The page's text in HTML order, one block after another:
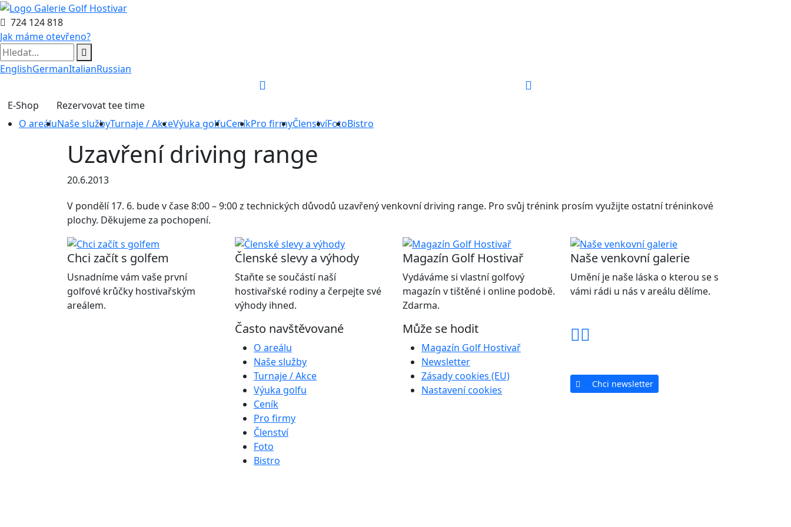
724 124 818
Jak máme otevřeno?
EnglishGermanItalianRussian
E-Shop
Rezervovat tee time
O areáluNaše službyTurnaje / AkceVýuka golfuCeníkPro firmyČlenstvíFotoBistro
Uzavření driving range
20.6.2013
V pondělí 17. 6. bude v čase 8:00 – 9:00 z technických důvodů uzavřený venkovní driving range. Pro svůj trénink prosím využijte ostatní tréninkové
plochy. Děkujeme za pochopení.
Chci začít s golfem
Usnadníme vám vaše první
golfové krůčky hostivařským
areálem.
Členské slevy a výhody
Staňte se součástí naší
hostivařské rodiny a čerpejte své
výhody ihned.
Magazín Golf Hostivař
Vydáváme si vlastní golfový
magazín v tištěné i online podobě.
Zdarma.
Naše venkovní galerie
Umění je naše láska o kterou se s
vámi rádi u nás v areálu dělíme.
Často navštěvované
O areálu
Naše služby
Turnaje / Akce
Výuka golfu
Ceník
Pro firmy
Členství
Foto
Bistro
Může se hodit
Magazín Golf Hostivař
Newsletter
Zásady cookies (EU)
Nastavení cookies
Chci newsletter